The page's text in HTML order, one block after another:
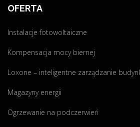
0
OFERTA
Instalacje fotowoltaiczne
Kompensacja mocy biernej
Loxone – inteligentne zarządzanie
Magazyny energii
Ogrzewanie na podczerwień